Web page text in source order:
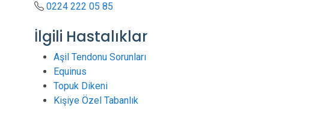
0224 222 05 85
İlgili Hastalıklar
Aşil Tendonu Sorunları
Equinus
Topuk Dikeni
Kişiye Özel Tabanlık